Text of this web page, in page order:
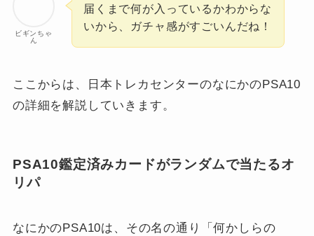
ビギンちゃ
ん
届くまで何が入っているかわからな
いから、ガチャ感がすごいんだね！
ここからは、日本トレカセンターのなにかのPSA10
の詳細を解説していきます。
PSA10鑑定済みカードがランダムで当たるオ
リパ
なにかのPSA10は、その名の通り「何かしらの